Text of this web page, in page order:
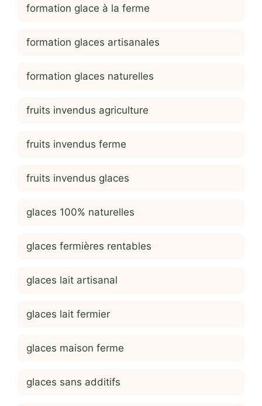
formation glace à la ferme
formation glaces artisanales
formation glaces naturelles
fruits invendus agriculture
fruits invendus ferme
fruits invendus glaces
glaces 100% naturelles
glaces fermières rentables
glaces lait artisanal
glaces lait fermier
glaces maison ferme
glaces sans additifs